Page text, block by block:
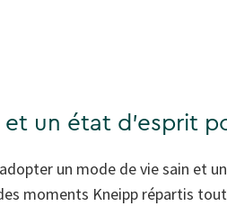
et un état d'esprit
un mode de vie sain et
moments Kneipp répartis